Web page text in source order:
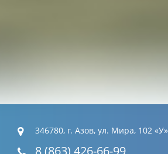
346780, г. Азов, ул. Мира, 102 «У»
8 (863) 426-66-99